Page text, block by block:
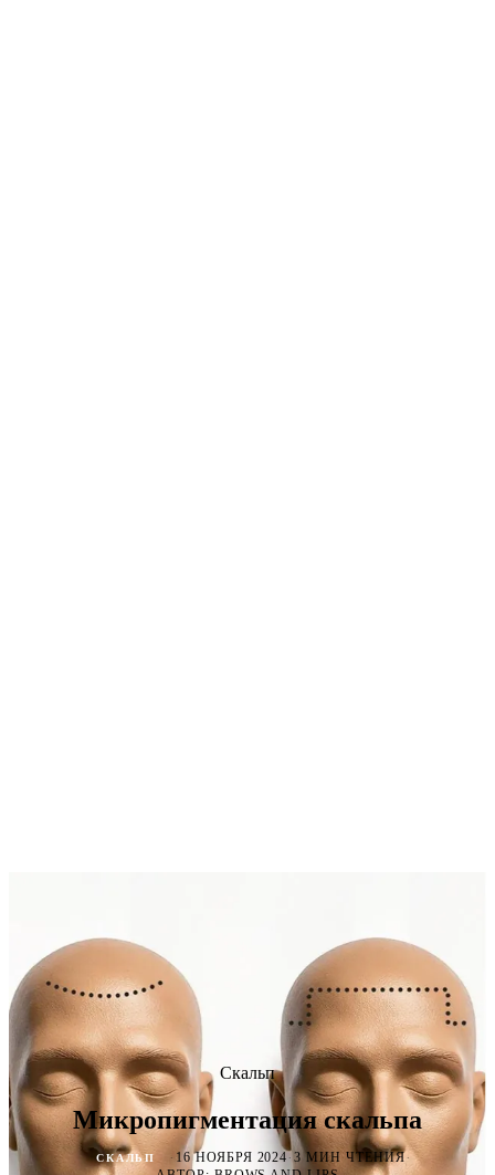
Скальп
Микропигментация скальпа
СКАЛЬП · 16 НОЯБРЯ 2024·3 МИН ЧТЕНИЯ·